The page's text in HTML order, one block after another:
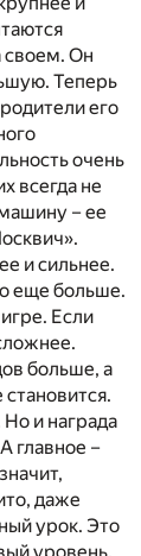
своем. Он
Теперь
его
очень
всегда не
– ее
и сильнее.
еще больше.
Если
больше, а
и награда
главное –
даже
урок. Это
уровень.